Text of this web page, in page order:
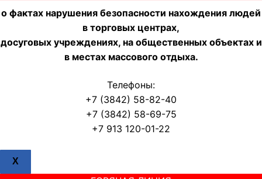
о фактах нарушения безопасности нахождения людей
в торговых центрах,
досуговых учреждениях, на общественных объектах и
в местах массового отдыха.
Телефоны:
+7 (3842) 58-82-40
+7 (3842) 58-69-75
+7 913 120-01-22
X